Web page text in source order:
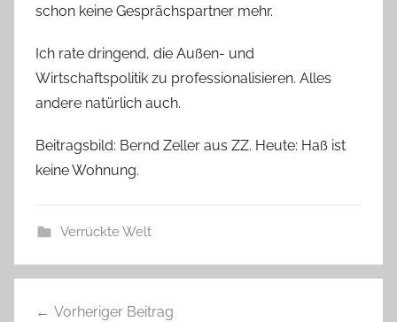
schon keine Gesprächspartner mehr.
Ich rate dringend, die Außen- und
Wirtschaftspolitik zu professionalisieren. Alles
andere natürlich auch.
Beitragsbild: Bernd Zeller aus ZZ. Heute: Haß ist
keine Wohnung.
Verrückte Welt
Vorheriger Beitrag